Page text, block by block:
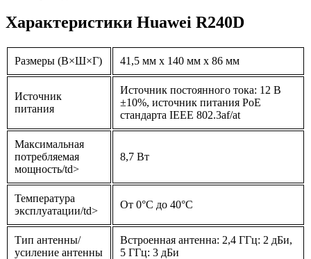
Характеристики Huawei R240D
Размеры (В×Ш×Г) 41,5 мм x 140 мм x 86 мм
Источник
питания
Источник постоянного тока: 12 В
±10%, источник питания PoE
стандарта IEEE 802.3af/at
Максимальная
потребляемая
мощность/td>
8,7 Вт
Температура
эксплуатации/td>
От 0°C до 40°C
Тип антенны/
усиление антенны
Встроенная антенна: 2,4 ГГц: 2 дБи,
5 ГГц: 3 дБи